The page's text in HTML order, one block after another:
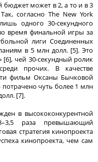
бюджет может в 2, а то и в 3
согласно The New York
одного 30-секундного
время финальной игры за
лиги Соединенных
в 5 млн долл. [5]. Это
чей 30-секундный ролик
прочих. В качестве
фильм Оксаны Бычковой
чуть более 1 млн
[7].
в высококонкурентной
раза превышающий
стратегия кинопроекта
кинопроекта, чем сам